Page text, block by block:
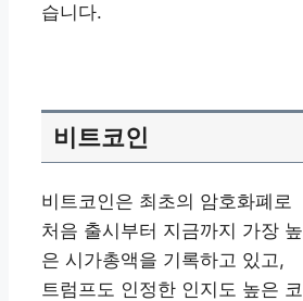
습니다.
비트코인
비트코인은 최초의 암호화폐로
처음 출시부터 지금까지 가장 높
은 시가총액을 기록하고 있고,
트럼프도 인정한 인지도 높은 코